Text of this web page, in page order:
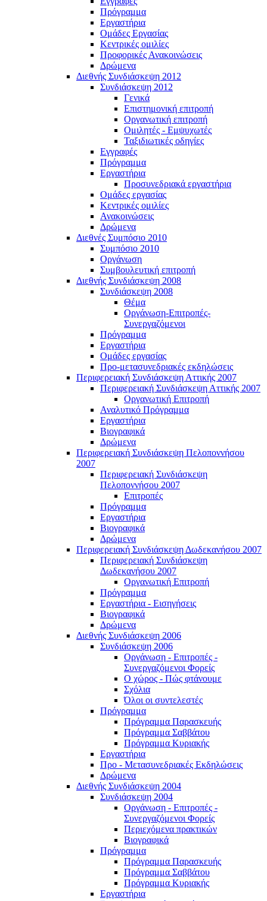
Πρόγραμμα
Εργαστήρια
Ομάδες Εργασίας
Κεντρικές ομιλίες
Προφορικές Ανακοινώσεις
Δρώμενα
Διεθνής Συνδιάσκεψη 2012
Συνδιάσκεψη 2012
Γενικά
Επιστημονική επιτροπή
Οργανωτική επιτροπή
Ομιλητές - Εμψυχωτές
Ταξιδιωτικές οδηγίες
Εγγραφές
Πρόγραμμα
Εργαστήρια
Προσυνεδριακά εργαστήρια
Ομάδες εργασίας
Κεντρικές ομιλίες
Ανακοινώσεις
Δρώμενα
Διεθνές Συμπόσιο 2010
Συμπόσιο 2010
Οργάνωση
Συμβουλευτική επιτροπή
Διεθνής Συνδιάσκεψη 2008
Συνδιάσκεψη 2008
Θέμα
Οργάνωση-Επιτροπές-
Συνεργαζόμενοι
Πρόγραμμα
Εργαστήρια
Ομάδες εργασίας
Προ-μετασυνεδριακές εκδηλώσεις
Περιφερειακή Συνδιάσκεψη Αττικής 2007
Περιφερειακή Συνδιάσκεψη Αττικής 2007
Οργανωτική Επιτροπή
Αναλυτικό Πρόγραμμα
Εργαστήρια
Βιογραφικά
Δρώμενα
Περιφερειακή Συνδιάσκεψη Πελοποννήσου
2007
Περιφερειακή Συνδιάσκεψη
Πελοποννήσου 2007
Επιτροπές
Πρόγραμμα
Εργαστήρια
Βιογραφικά
Δρώμενα
Περιφερειακή Συνδιάσκεψη Δωδεκανήσου 2007
Περιφερειακή Συνδιάσκεψη
Δωδεκανήσου 2007
Οργανωτική Επιτροπή
Πρόγραμμα
Εργαστήρια - Εισηγήσεις
Βιογραφικά
Δρώμενα
Διεθνής Συνδιάσκεψη 2006
Συνδιάσκεψη 2006
Οργάνωση - Επιτροπές -
Συνεργαζόμενοι Φορείς
Ο χώρος - Πώς φτάνουμε
Σχόλια
Όλοι οι συντελεστές
Πρόγραμμα
Πρόγραμμα Παρασκευής
Πρόγραμμα Σαββάτου
Πρόγραμμα Κυριακής
Εργαστήρια
Προ - Μετασυνεδριακές Εκδηλώσεις
Δρώμενα
Διεθνής Συνδιάσκεψη 2004
Συνδιάσκεψη 2004
Οργάνωση - Επιτροπές -
Συνεργαζόμενοι Φορείς
Περιεχόμενα πρακτικών
Βιογραφικά
Πρόγραμμα
Πρόγραμμα Παρασκευής
Πρόγραμμα Σαββάτου
Πρόγραμμα Κυριακής
Εργαστήρια